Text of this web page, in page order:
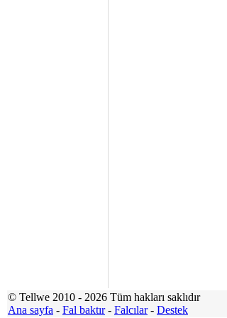
© Tellwe 2010 - 2026 Tüm hakları saklıdır
Ana sayfa - Fal baktır- Falcılar- Destek